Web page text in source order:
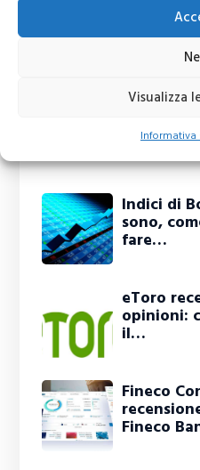
Visualizza
Informativa
Ti potrebbero
Indici di
sono,
fare…
eToro
opinioni:
il…
Fineco
Fineco